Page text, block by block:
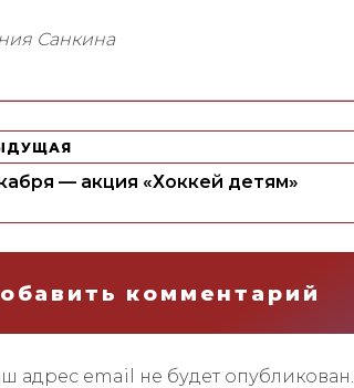
Санкина
— акция «Хоккей детям»
комментарий
адрес email не будет опубликован.